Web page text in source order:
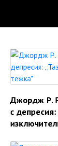
Джордж Р.
с